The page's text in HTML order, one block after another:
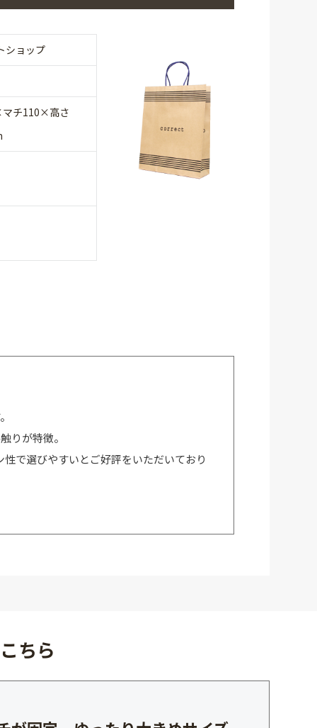
ショップ
チ110×高さ
りが特徴。
で選びやすいとご好評をいただいており
ちら